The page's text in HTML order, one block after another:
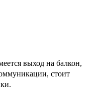
выход на балкон,
стоит